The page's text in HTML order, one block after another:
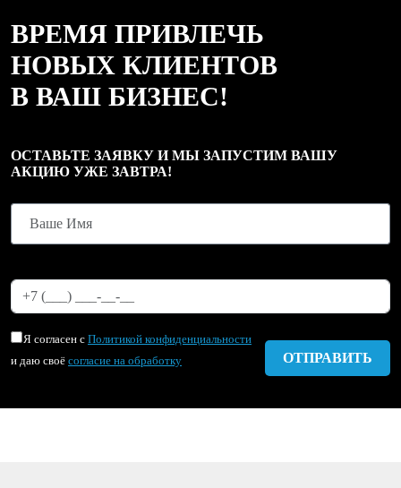
ВРЕМЯ ПРИВЛЕЧЬ
НОВЫХ КЛИЕНТОВ
В ВАШ БИЗНЕС!
ОСТАВЬТЕ ЗАЯВКУ И МЫ ЗАПУСТИМ ВАШУ
АКЦИЮ УЖЕ ЗАВТРА!
Я согласен с Политикой конфиденциальности
и даю своё согласие на обработку